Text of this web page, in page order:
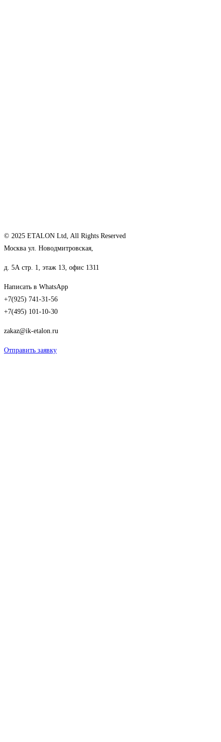
© 2025 ETALON Ltd, All Rights Reserved
Москва ул. Новодмитровская,
д. 5А стр. 1, этаж 13, офис 1311
Написать в WhatsApp
+7(925) 741-31-56
+7(495) 101-10-30
zakaz@ik-etalon.ru
Отправить заявку